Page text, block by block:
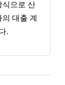
식으로 산
대출 계
.